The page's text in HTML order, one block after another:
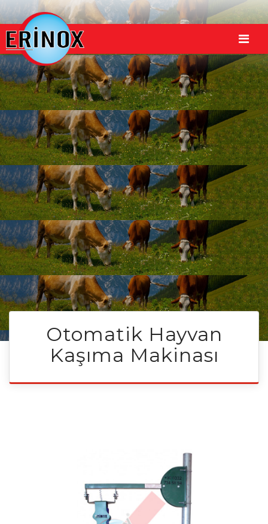
Otomatik Hayvan
Kaşıma Makinası